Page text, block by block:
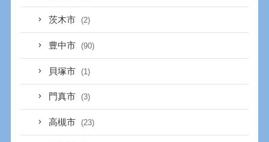
茨木市 (2)
豊中市 (90)
貝塚市 (1)
門真市 (3)
高槻市 (23)